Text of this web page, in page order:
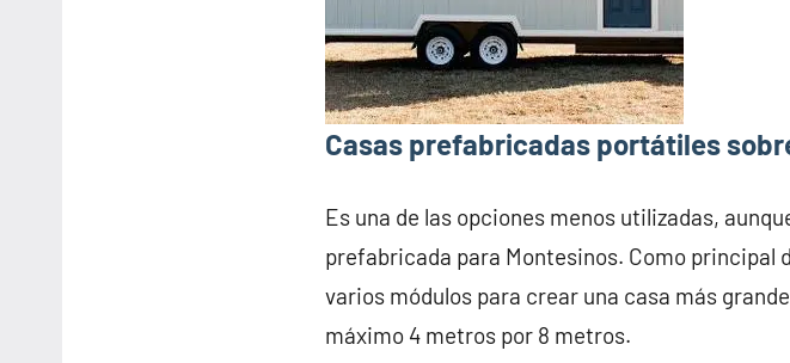
Casas prefabricadas portátiles
Es una de las opciones menos utilizadas,
prefabricada para Montesinos. Como principal
varios módulos para crear una casa más
máximo 4 metros por 8 metros.